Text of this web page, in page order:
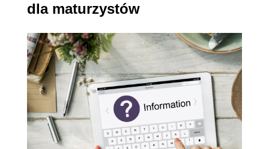
dla maturzystów